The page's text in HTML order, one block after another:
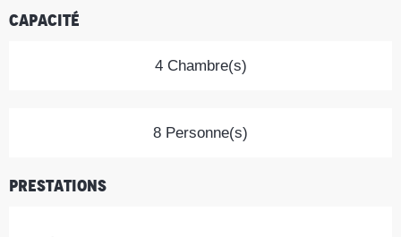
Capacité
4 Chambre(s)
8 Personne(s)
Prestations